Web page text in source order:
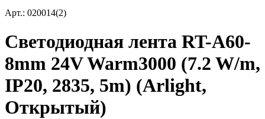
Арт.: 020014(2)
Светодиодная лента RT-A60-
8mm 24V Warm3000 (7.2 W/m,
IP20, 2835, 5m) (Arlight,
Открытый)